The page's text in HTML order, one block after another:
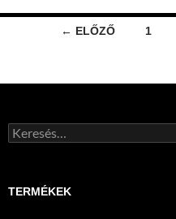
Bejegyzések
← ELŐZŐ 1
Keresés:
TERMÉKEK